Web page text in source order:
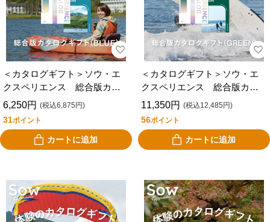
＜カタログギフト＞ソウ・エ
クスペリエンス 総合版カタ
ログギフト（ＢＬＵＥ）
6,250円 (税込6,875円)
31ポイント
カートに追加
＜カタログギフト＞ソウ・エ
クスペリエンス 総合版カタ
ログギフト（ＧＲＥＥＮ）
11,350円 (税込12,485円)
56ポイント
カートに追加